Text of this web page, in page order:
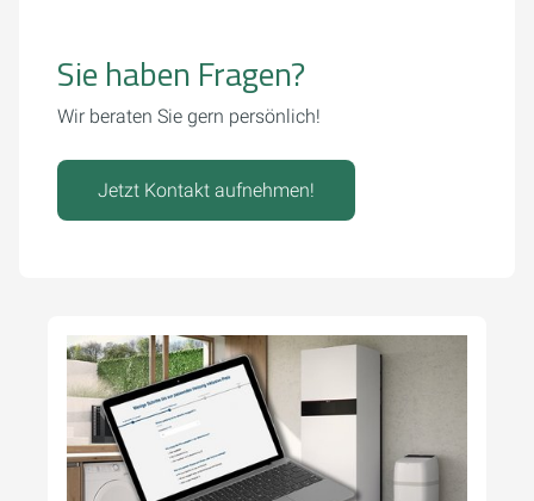
Sie haben Fragen?
Wir beraten Sie gern persönlich!
Jetzt Kontakt aufnehmen!